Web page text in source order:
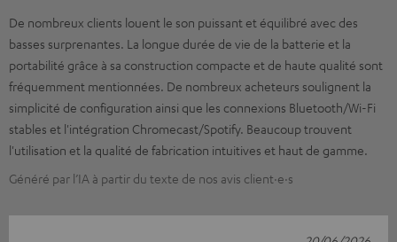
De nombreux clients louent le son puissant et équilibré avec des
basses surprenantes. La longue durée de vie de la batterie et la
portabilité grâce à sa construction compacte et de haute qualité sont
fréquemment mentionnées. De nombreux acheteurs soulignent la
simplicité de configuration ainsi que les connexions Bluetooth/Wi-Fi
stables et l'intégration Chromecast/Spotify. Beaucoup trouvent
l'utilisation et la qualité de fabrication intuitives et haut de gamme.
Généré par l’IA à partir du texte de nos avis client·e·s